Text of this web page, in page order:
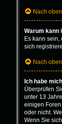
Nach oben
Warum kann
Es kann sein,
sich
Nach oben
Ich habe
Überprüfen
unter 13
einigen
oder nicht.
Wenn Sie